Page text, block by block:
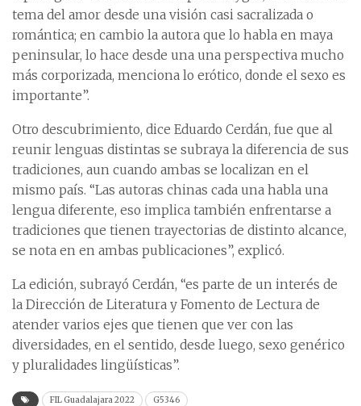
tema del amor desde una visión casi sacralizada o
romántica; en cambio la autora que lo habla en maya
peninsular, lo hace desde una una perspectiva mucho
más corporizada, menciona lo erótico, donde el sexo es
importante”.
Otro descubrimiento, dice Eduardo Cerdán, fue que al
reunir lenguas distintas se subraya la diferencia de sus
tradiciones, aun cuando ambas se localizan en el
mismo país. “Las autoras chinas cada una habla una
lengua diferente, eso implica también enfrentarse a
tradiciones que tienen trayectorias de distinto alcance,
se nota en en ambas publicaciones”, explicó.
La edición, subrayó Cerdán, “es parte de un interés de
la Dirección de Literatura y Fomento de Lectura de
atender varios ejes que tienen que ver con las
diversidades, en el sentido, desde luego, sexo genérico
y pluralidades lingüísticas”.
FIL Guadalajara 2022
G5346